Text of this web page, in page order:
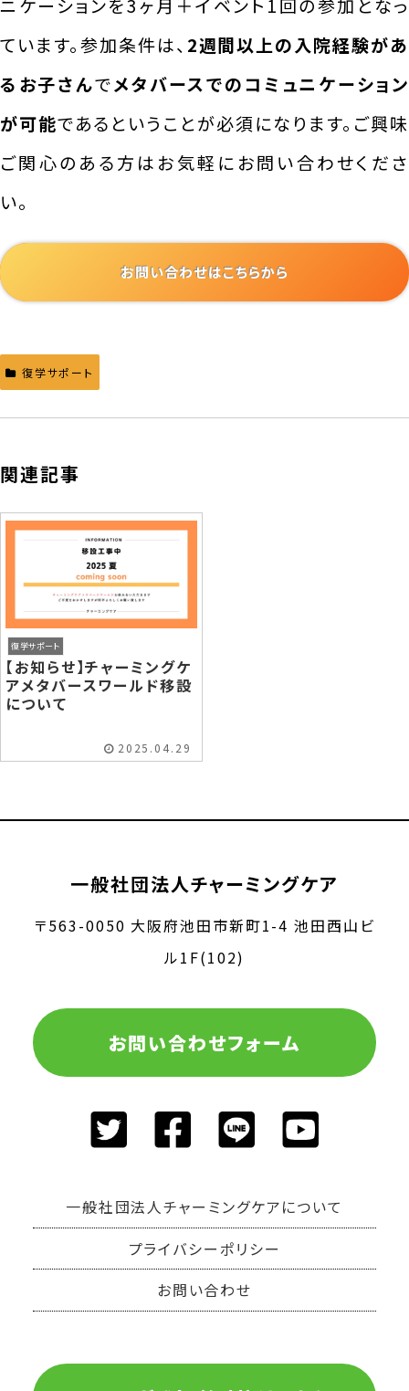
ています。参加条件は、 2週間以上の入院経験があ
るお子さんでメタバースでのコミュニケーション
が可能であるということが必須になります。ご興味
ご関心のある方はお気軽にお問い合わせくださ
い。
お問い合わせはこちらから
復学サポート
関連記事
復学サポート
【お知らせ】チャーミングケ
アメタバースワールド移設
について
2025.04.29
一般社団法人チャーミングケア
〒563-0050 大阪府池田市新町1-4 池田西山ビ
ル1F(102)
お問い合わせフォーム
一般社団法人チャーミングケアについて
プライバシーポリシー
お問い合わせ